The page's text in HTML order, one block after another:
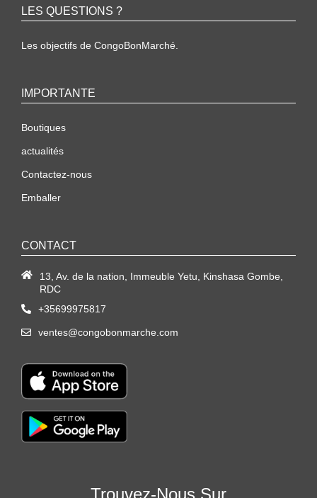
LES QUESTIONS ?
Les objectifs de CongoBonMarché.
IMPORTANTE
Boutiques
actualités
Contactez-nous
Emballer
CONTACT
13, Av. de la nation, Immeuble Yetu, Kinshasa Gombe,
RDC
+35699975817
ventes@congobonmarche.com
Trouvez-Nous Sur